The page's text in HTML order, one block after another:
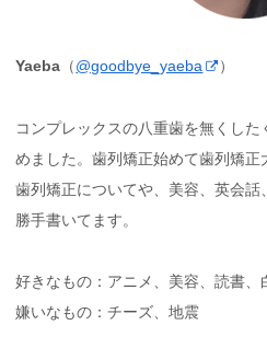
Yaeba （@goodbye_yaeba ）
コンプレックスの八重歯を無くし
めました。歯列矯正始めて歯列矯正
歯列矯正についてや、美容、英会話
勝手書いてます。
好きなもの：アニメ、美容、読書、
嫌いなもの：チーズ、地震